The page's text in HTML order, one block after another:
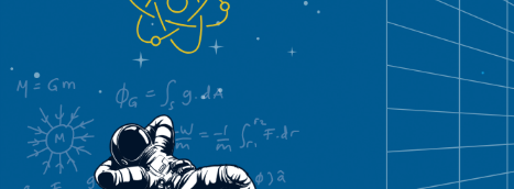
conteúdo